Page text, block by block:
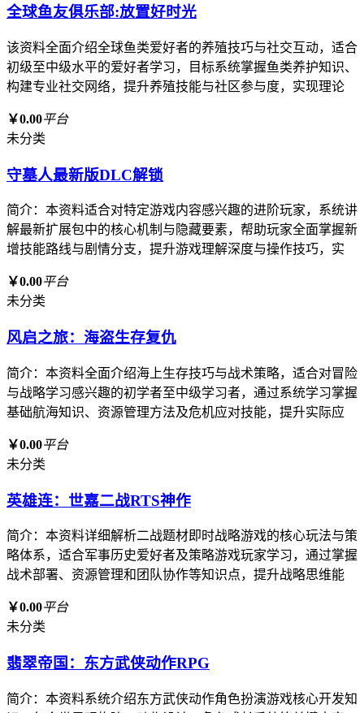
全球鱼友俱乐部:放置好时光
该资料全面介绍全球鱼类爱好者的养殖技巧与社交互动，适合
初级至中级水平的爱好者学习，目标系统掌握鱼类养护知识、
构建专业社交网络，提升养殖技能与社区参与度，实现理论
￥0.00平台
未分类
守墓人最新版DLC解锁
简介：本资料适合对特定游戏内容感兴趣的进阶玩家，系统讲
解最新扩展包中的核心机制与隐藏要素，帮助玩家全面掌握新
增技能路线与剧情分支，提升游戏理解深度与操作技巧，实
￥0.00平台
未分类
风启之旅：海盗生存复仇
简介：本资料全面介绍海上生存技巧与战术策略，适合对冒险
与战略学习感兴趣的初学者至中级学习者，通过系统学习掌握
基础航海知识、资源管理方法及危机应对技能，提升实际应
￥0.00平台
未分类
英雄连：世嘉二战RTS神作
简介：本资料详细解析二战题材即时战略游戏的核心玩法与策
略体系，适合军事历史爱好者及策略游戏玩家学习，通过掌握
战术部署、资源管理和团队协作等知识点，提升战略思维能
￥0.00平台
未分类
翡翠帝国：东方武侠动作RPG
简介：本资料系统介绍东方武侠动作角色扮演游戏核心开发知